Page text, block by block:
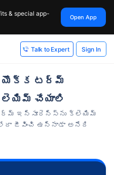
& special app-
Open App
Talk to Expert Sign In
టర్మ్
చేయాలి
ఇన్సూరెన్స్‌ను క్లెయిమ్
జీవించి ఉన్నాడా అనేది